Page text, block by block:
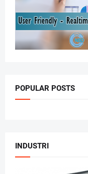
POPULAR POSTS
INDUSTRI